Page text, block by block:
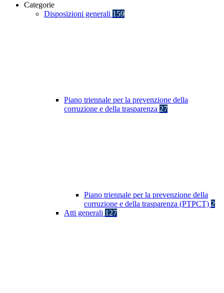
Categorie
Disposizioni generali 159
Piano triennale per la prevenzione della
corruzione e della trasparenza 27
Piano triennale per la prevenzione della
corruzione e della trasparenza (PTPCT) 2
Atti generali 127